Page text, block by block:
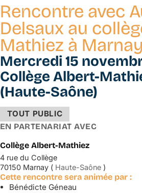
u
g
u
e
s
Rencontre avec
Delsaux au
Mathiez à Marnay
Mercredi 15
Collège Albert-
(Haute-Saône)
TOUT PUBLIC
EN PARTENARIAT AVEC
Collège Albert-Mathiez
4 rue du Collège
70150 Marnay ( Haute-Saône )
Cette rencontre sera animée par :
Bénédicte Géneau